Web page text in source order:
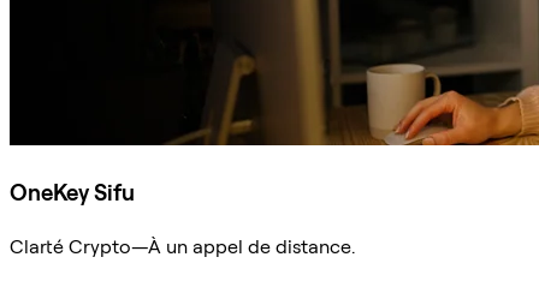
OneKey Sifu
Clarté Crypto—À un appel de distance.